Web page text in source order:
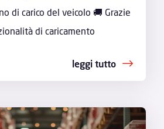
di carico del veicolo 🚚 Grazie
di caricamento
leggi tutto